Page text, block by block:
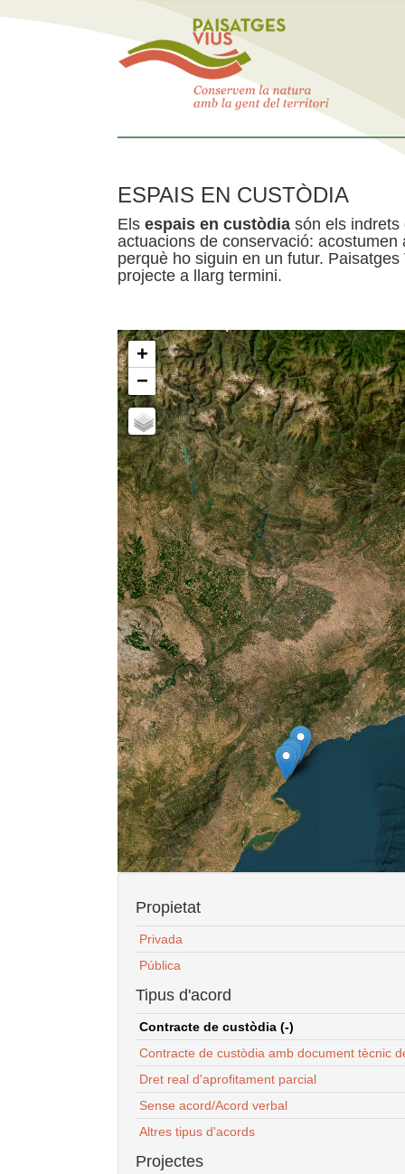
ESPAIS EN CUSTÒDIA
Els espais en custòdia són els indrets
actuacions de conservació:
perquè ho siguin en un futur.
projecte a llarg termini.
+
−
Propietat
Privada
Pública
Tipus d'acord
Contracte de custòdia (-)
Contracte de custòdia amb document tècnic
Dret real d'aprofitament parcial
Sense acord/Acord verbal
Altres tipus d'acords
Projectes